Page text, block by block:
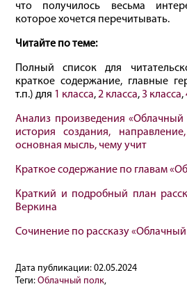
что получилось весьма
которое хочется перечитывать.
Читайте по теме:
Полный список для
краткое содержание, главные
т.п.) для 1 класса,2 класса,3 класса,
Анализ произведения «Облачный
история создания,
основная мысль, чему учит
Краткое содержание по главам
Краткий и подробный план
Веркина
Сочинение по рассказу
Дата публикации:02.05.2024
Теги:Облачный полк,